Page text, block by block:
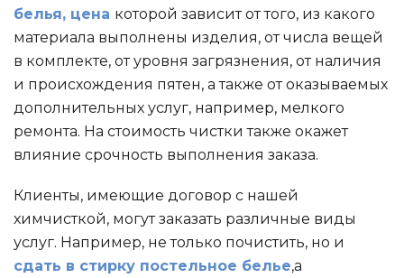
белья, цена которой зависит от того, из какого
материала выполнены изделия, от числа вещей
в комплекте, от уровня загрязнения, от наличия
и происхождения пятен, а также от оказываемых
дополнительных услуг, например, мелкого
ремонта. На стоимость чистки также окажет
влияние срочность выполнения заказа.
Клиенты, имеющие договор с нашей
химчисткой, могут заказать различные виды
услуг. Например, не только почистить, но и
сдать в стирку постельное белье,а